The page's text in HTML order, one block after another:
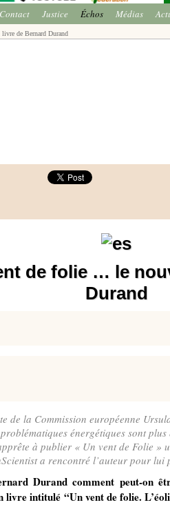
Contact Justice Échos Médias
de Bernard Durand
de folie … le
Durand
de la Commission européenne
énergétiques sont
à publier « Un vent de Folie
a rencontré l’auteur pour lui
Durand comment peut-on
livre intitulé “Un vent de folie.